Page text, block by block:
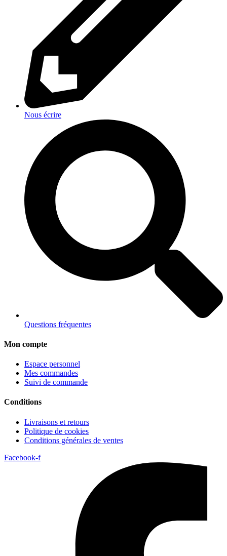
Nous écrire
Questions fréquentes
Mon compte
Espace personnel
Mes commandes
Suivi de commande
Conditions
Livraisons et retours
Politique de cookies
Conditions générales de ventes
Facebook-f